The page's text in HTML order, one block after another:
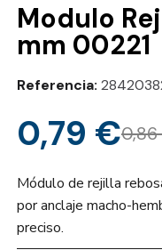
Modulo
mm 00221
Referencia
0,79 €
Módulo de rejilla
por anclaje macho-
preciso.